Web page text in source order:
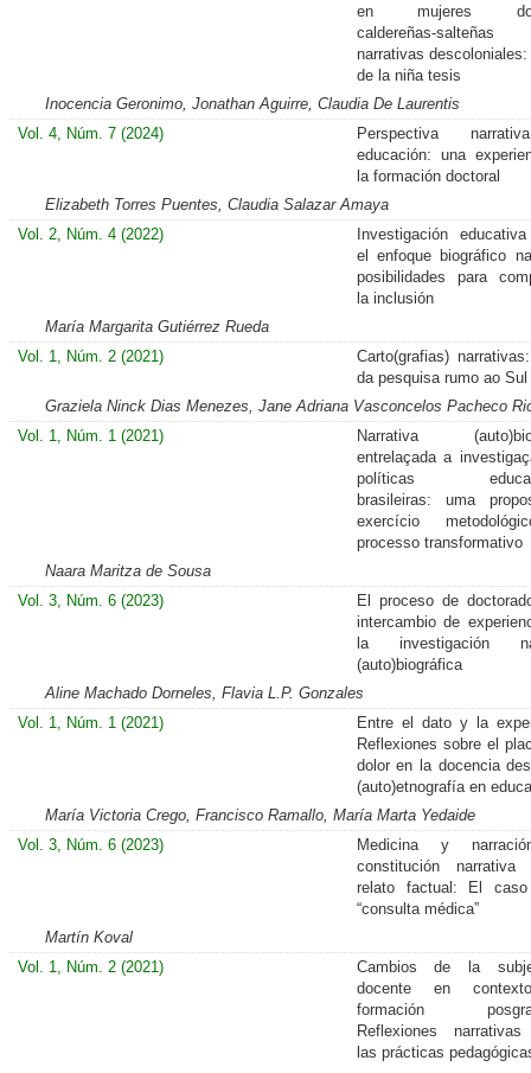
en mujeres
caldereñas-
narrativas
de la niña tesis
Inocencia Geronimo, Jonathan Aguirre, Claudia De Laurentis
Vol. 4, Núm. 7 (2024)
Perspectiva
educación: una
la formación doctoral
Elizabeth Torres Puentes, Claudia Salazar Amaya
Vol. 2, Núm. 4 (2022)
Investigación
el enfoque biográfico
posibilidades para
la inclusión
María Margarita Gutiérrez Rueda
Vol. 1, Núm. 2 (2021)
Carto(grafias)
da pesquisa rumo ao Sul
Graziela Ninck Dias Menezes, Jane Adriana Vasconcelos Pacheco
Vol. 1, Núm. 1 (2021)
Narrativa
entrelaçada a
políticas
brasileiras: uma
exercício
processo transformativo
Naara Maritza de Sousa
Vol. 3, Núm. 6 (2023)
El proceso de
intercambio de
la investigación
(auto)biográfica
Aline Machado Dorneles, Flavia L.P. Gonzales
Vol. 1, Núm. 1 (2021)
Entre el dato y la
Reflexiones sobre el
dolor en la docencia
(auto)etnografía en
María Victoria Crego, Francisco Ramallo, María Marta Yedaide
Vol. 3, Núm. 6 (2023)
Medicina y
constitución
relato factual: El
“consulta médica”
Martín Koval
Vol. 1, Núm. 2 (2021)
Cambios de la
docente en
formación
Reflexiones
las prácticas